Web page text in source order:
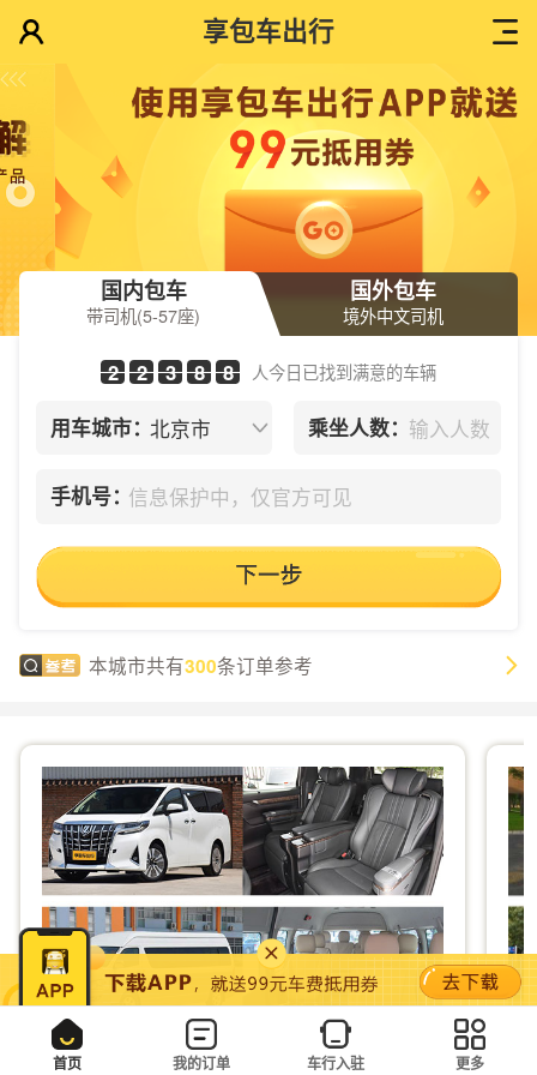
享包车出行
国内包车
带司机(5-57座)
国外包车
境外中文司机
2 2 3 8 8 人今日已找到满意的车辆
用车城市： 乘坐人数：
手机号：
本城市共有300条订单参考
首页 我的订单 车行入驻 更多